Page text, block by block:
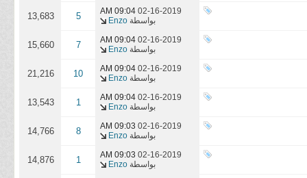
02-16-2019
09:04 AM
بواسطة Enzo
5
13,683
02-16-2019
09:04 AM
بواسطة Enzo
7
15,660
02-16-2019
09:04 AM
بواسطة Enzo
10
21,216
02-16-2019
09:04 AM
بواسطة Enzo
1
13,543
02-16-2019
09:03 AM
بواسطة Enzo
8
14,766
02-16-2019
09:03 AM
بواسطة Enzo
1
14,876